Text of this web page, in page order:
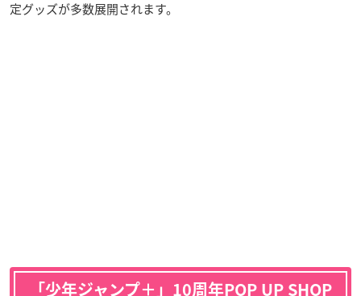
定グッズが多数展開されます。
「少年ジャンプ＋」10周年POP UP SHOP